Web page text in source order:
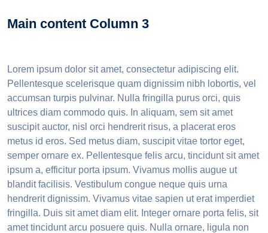
Main content Column 3
Lorem ipsum dolor sit amet, consectetur adipiscing elit.
Pellentesque scelerisque quam dignissim nibh lobortis, vel
accumsan turpis pulvinar. Nulla fringilla purus orci, quis
ultrices diam commodo quis. In aliquam, sem sit amet
suscipit auctor, nisl orci hendrerit risus, a placerat eros
metus id eros. Sed metus diam, suscipit vitae tortor eget,
semper ornare ex. Pellentesque felis arcu, tincidunt sit amet
ipsum a, efficitur porta ipsum. Vivamus mollis augue ut
blandit facilisis. Vestibulum congue neque quis urna
hendrerit dignissim. Vivamus vitae sapien ut erat imperdiet
fringilla. Duis sit amet diam elit. Integer ornare porta felis, sit
amet tincidunt arcu posuere quis. Nulla ornare, ligula non